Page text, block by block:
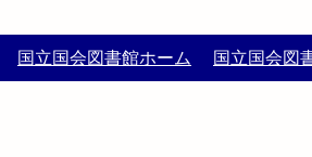
国立国会図書館ホーム 国立国会図